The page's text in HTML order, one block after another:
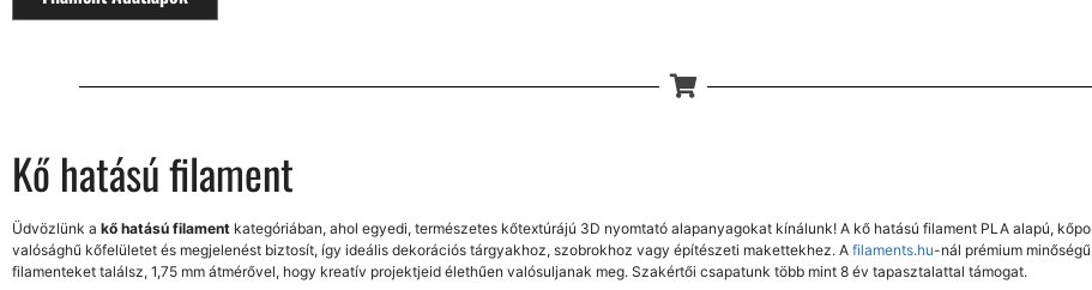
Kő hatású filament
Üdvözlünk a kő hatású filament kategóriában, ahol egyedi, természetes kőtextúrájú 3D nyomtató alapanyagokat kínálunk! A kő hatású filament PLA alapú,
valósághű kőfelületet és megjelenést biztosít, így ideális dekorációs tárgyakhoz, szobrokhoz vagy építészeti makettekhez. A filaments.hu-nál prémium
filamenteket találsz, 1,75 mm átmérővel, hogy kreatív projektjeid élethűen valósuljanak meg. Szakértői csapatunk több mint 8 év tapasztalattal támogat.